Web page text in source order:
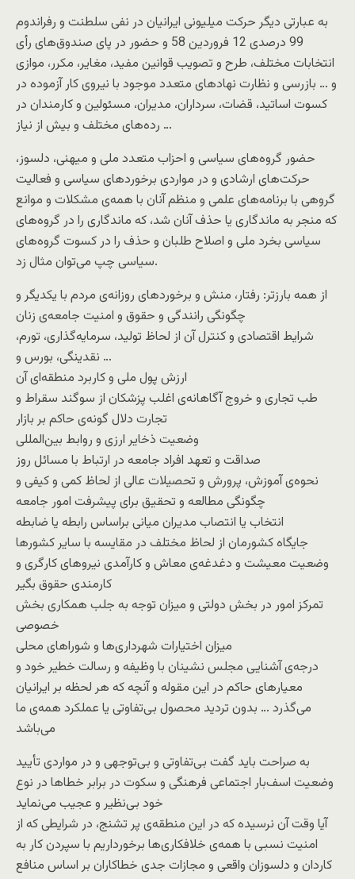
به عبارتی دیگر حرکت میلیونی ایرانیان در نفی سلطنت و رفراندوم
99 درصدی 12 فروردین 58 و حضور در پای صندوق‌های رأی
انتخابات مختلف، طرح و تصویب قوانین مفید، مغایر، مکرر، موازی
و … بازرسی و نظارت‌ نهادهای متعدد موجود با نیروی کار آزموده در
کسوت اساتید، قضات، سرداران، مدیران، مسئولین و کارمندان در
رده‌های مختلف و بیش از نیاز …
حضور گروه‌های سیاسی و احزاب متعدد ملی و میهنی، دلسوز،
حرکت‌های ارشادی و در مواردی برخوردهای سیاسی و فعالیت
گروهی با برنامه‌های علمی و منظم آنان با همه‌ی مشکلات و موانع
که منجر به ماندگاری یا حذف آنان شد، که ماندگاری را در گروه‌های
سیاسی بخرد ملی و اصلاح طلبان و حذف را در کسوت گروه‌های
سیاسی چپ می‌توان مثال زد.
از همه بارزتر: رفتار، منش و برخوردهای روزانه‌ی مردم با یکدیگر و
چگونگی رانندگی و حقوق و امنیت جامعه‌ی زنان
شرایط اقتصادی و کنترل آن از لحاظ تولید، سرمایه‌گذاری، تورم،
نقدینگی، بورس و …
ارزش پول ملی و کاربرد منطقه‌ای آن
طب تجاری و خروج آگاهانه‌ی اغلب پزشکان از سوگند سقراط و
تجارت دلال گونه‌ی حاکم بر بازار
وضعیت ذخایر ارزی و روابط بین‌المللی
صداقت و تعهد افراد جامعه در ارتباط با مسائل روز
نحوه‌ی آموزش، پرورش و تحصیلات عالی از لحاظ کمی و کیفی و
چگونگی مطالعه و تحقیق برای پیشرفت امور جامعه
جایگاه کشورمان از لحاظ مختلف در مقایسه با سایر کشورها
وضعیت معیشت و دغدغه‌ی معاش و کارآمدی نیروهای کارگری و
کارمندی حقوق بگیر
تمرکز امور در بخش دولتی و میزان توجه به جلب همکاری بخش
خصوصی
میزان اختیارات شهرداری‌ها و شوراهای محلی
درجه‌ی آشنایی مجلس نشینان با وظیفه و رسالت خطیر خود و
معیارهای حاکم در این مقوله و آنچه که هر لحظه بر ایرانیان
می‌گذرد … بدون تردید محصول بی‌تفاوتی یا عملکرد همه‌ی ما
می‌باشد
به صراحت باید گفت بی‌تفاوتی و بی‌توجهی و در مواردی تأیید
وضعیت اسف‌بار اجتماعی فرهنگی و سکوت در برابر خطاها در نوع
خود بی‌نظیر و عجیب می‌نماید
آیا وقت آن نرسیده که در این منطقه‌ی پر تشنج، در شرایطی که از
امنیت نسبی با همه‌ی خلافکاری‌ها برخورداریم با سپردن کار به
کاردان و دلسوزان واقعی و مجازات جدی خطاکاران بر اساس منافع